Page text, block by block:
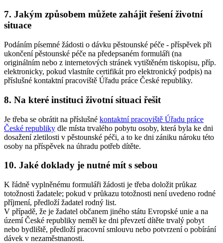
7. Jakým způsobem můžete zahájit řešení životní
situace
Podáním písemné žádosti o dávku pěstounské péče - příspěvek při
ukončení pěstounské péče na předepsaném formuláři (na
originálním nebo z internetových stránek vytištěném tiskopisu, příp.
elektronicky, pokud vlastníte certifikát pro elektronický podpis) na
příslušné kontaktní pracoviště Úřadu práce České republiky.
8. Na které instituci životní situaci řešit
Je třeba se obrátit na příslušné kontaktní pracoviště Úřadu práce
České republiky dle místa trvalého pobytu osoby, která byla ke dni
dosažení zletilosti v pěstounské péči, a to ke dni zániku nároku této
osoby na příspěvek na úhradu potřeb dítěte.
10. Jaké doklady je nutné mít s sebou
K řádně vyplněnému formuláři žádosti je třeba doložit průkaz
totožnosti žadatele; pokud v průkazu totožnosti není uvedeno rodné
příjmení, předloží žadatel rodný list.
V případě, že je žadatel občanem jiného státu Evropské unie a na
území České republiky neměl ke dni převzetí dítěte trvalý pobyt
nebo bydliště, předloží pracovní smlouvu nebo potvrzení o pobírání
dávek v nezaměstnanosti.